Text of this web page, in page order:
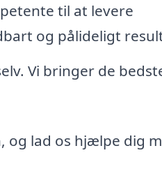
til at levere
og pålideligt
Vi bringer de
og lad os hjælpe dig